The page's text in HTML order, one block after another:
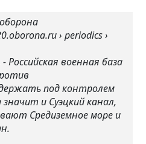
› periodics ›
Российская военная база
под контролем
значит и Суэцкий канал,
Средиземное море и